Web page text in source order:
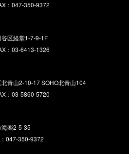
：047-350-9372
区経堂1-7-9-1F
：03-6413-1326
青山2-10-17 SOHO北青山104
：03-5860-5720
楽2-5-35
047-350-9372